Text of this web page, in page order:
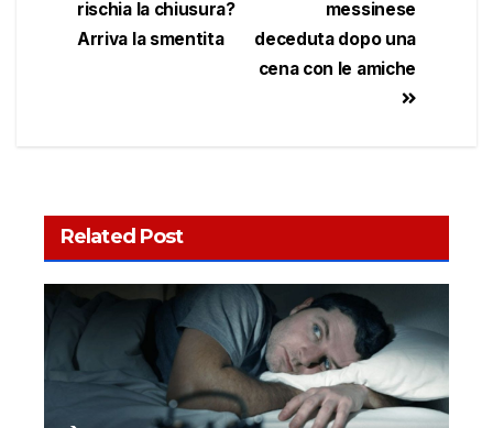
messinese
deceduta dopo una
cena con le amiche
rischia la chiusura?
Arriva la smentita
Related Post